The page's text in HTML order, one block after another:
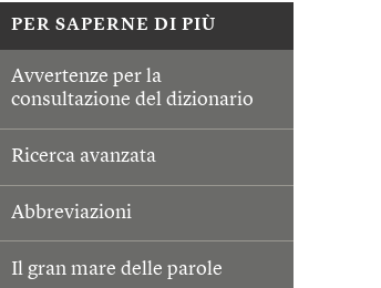
PER SAPERNE DI PIÙ
Avvertenze per la
consultazione del dizionario
Ricerca avanzata
Abbreviazioni
Il gran mare delle parole